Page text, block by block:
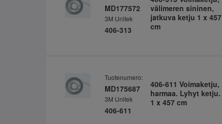
MD177572
3M Unitek
406-313
välimeren sininen,
jatkuva ketju 1 x 457
cm
Tuotenumero:
MD175687
3M Unitek
406-611
406-611 Voimaketju,
harmaa. Lyhyt ketju.
1 x 457 cm